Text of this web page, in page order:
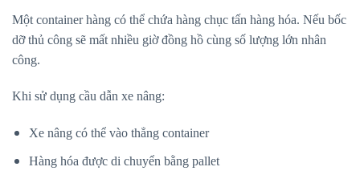
Một container hàng có thể chứa hàng chục tấn hàng hóa. Nếu bốc
dỡ thủ công sẽ mất nhiều giờ đồng hồ cùng số lượng lớn nhân
công.
Khi sử dụng cầu dẫn xe nâng:
Xe nâng có thể vào thẳng container
Hàng hóa được di chuyển bằng pallet